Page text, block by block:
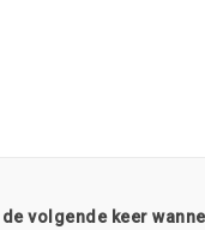
volgende keer